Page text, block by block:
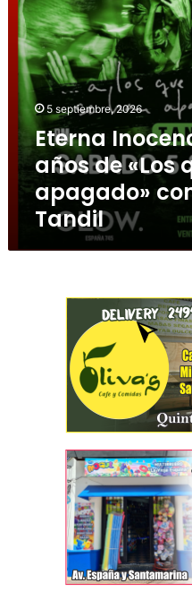
5 septiembre, 2026
Eterna
años de «Los
apagado»
Tandil